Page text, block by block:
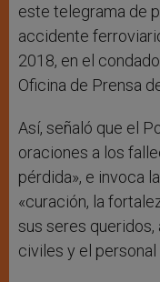
este telegrama de
accidente
2018, en el
Oficina de Prensa
Así, señaló que el
oraciones a los
pérdida», e invoca
«curación, la
sus seres
civiles y el